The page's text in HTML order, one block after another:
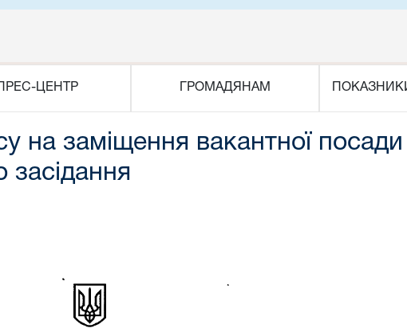
ПРЕС-ЦЕНТР ГРОМАДЯНАМ
на заміщення вакантної
засідання